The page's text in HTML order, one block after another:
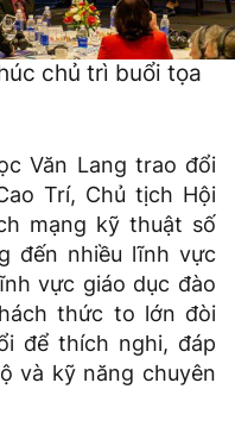
chủ trì buổi tọa
Văn Lang trao đổi
Trí, Chủ tịch Hội
mạng kỹ thuật số
đến nhiều lĩnh vực
vực giáo dục đào
thức to lớn đòi
để thích nghi, đáp
và kỹ năng chuyên